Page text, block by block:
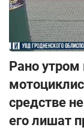
Рано
средстве
его лишат